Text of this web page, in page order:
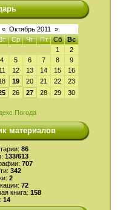
« Октябрь 2011 »
Ср Чт Пт Сб
Вс
1
2
4 5 6 7 8
9
12 13 14 15
16
19 20 21 22
23
26 27 28 29
30
материалов
86
133/613
707
342
2
72
книга: 158
14